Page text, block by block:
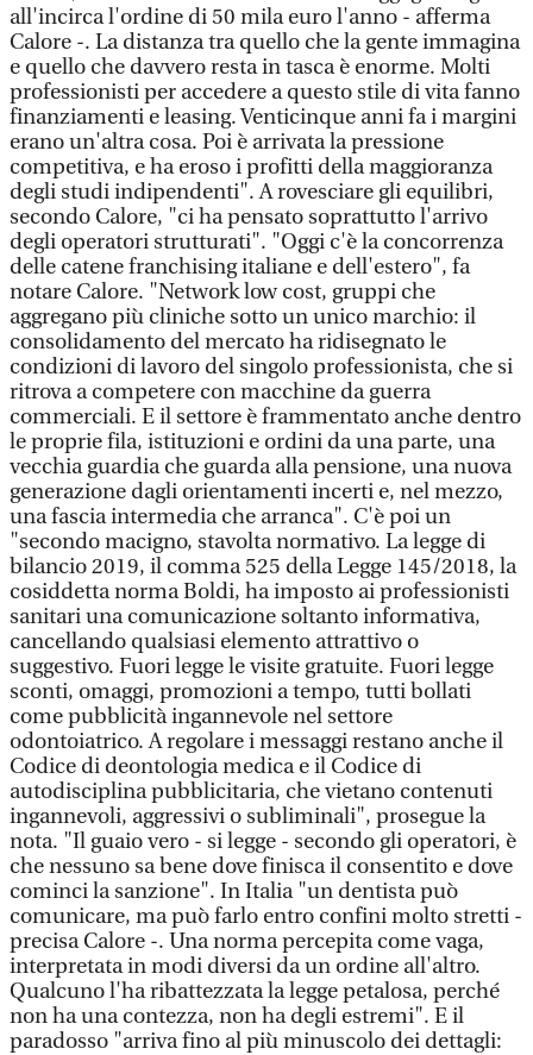
all'incirca l'ordine di 50 mila euro l'anno - afferma
Calore -. La distanza tra quello che la gente immagina
e quello che davvero resta in tasca è enorme. Molti
professionisti per accedere a questo stile di vita fanno
finanziamenti e leasing. Venticinque anni fa i margini
erano un'altra cosa. Poi è arrivata la pressione
competitiva, e ha eroso i profitti della maggioranza
degli studi indipendenti". A rovesciare gli equilibri,
secondo Calore, "ci ha pensato soprattutto l'arrivo
degli operatori strutturati". "Oggi c'è la concorrenza
delle catene franchising italiane e dell'estero", fa
notare Calore. "Network low cost, gruppi che
aggregano più cliniche sotto un unico marchio: il
consolidamento del mercato ha ridisegnato le
condizioni di lavoro del singolo professionista, che si
ritrova a competere con macchine da guerra
commerciali. E il settore è frammentato anche dentro
le proprie fila, istituzioni e ordini da una parte, una
vecchia guardia che guarda alla pensione, una nuova
generazione dagli orientamenti incerti e, nel mezzo,
una fascia intermedia che arranca". C'è poi un
"secondo macigno, stavolta normativo. La legge di
bilancio 2019, il comma 525 della Legge 145/2018, la
cosiddetta norma Boldi, ha imposto ai professionisti
sanitari una comunicazione soltanto informativa,
cancellando qualsiasi elemento attrattivo o
suggestivo. Fuori legge le visite gratuite. Fuori legge
sconti, omaggi, promozioni a tempo, tutti bollati
come pubblicità ingannevole nel settore
odontoiatrico. A regolare i messaggi restano anche il
Codice di deontologia medica e il Codice di
autodisciplina pubblicitaria, che vietano contenuti
ingannevoli, aggressivi o subliminali", prosegue la
nota. "Il guaio vero - si legge - secondo gli operatori, è
che nessuno sa bene dove finisca il consentito e dove
cominci la sanzione". In Italia "un dentista può
comunicare, ma può farlo entro confini molto stretti -
precisa Calore -. Una norma percepita come vaga,
interpretata in modi diversi da un ordine all'altro.
Qualcuno l'ha ribattezzata la legge petalosa, perché
non ha una contezza, non ha degli estremi". E il
paradosso "arriva fino al più minuscolo dei dettagli: